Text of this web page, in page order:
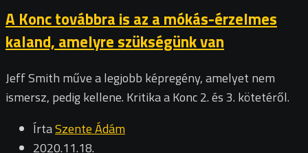
A Konc továbbra is az a mókás-érzelmes
kaland, amelyre szükségünk van
Jeff Smith műve a legjobb képregény, amelyet nem
ismersz, pedig kellene. Kritika a Konc 2. és 3. kötetéről.
ÍrtaSzente Ádám
2020.11.18.